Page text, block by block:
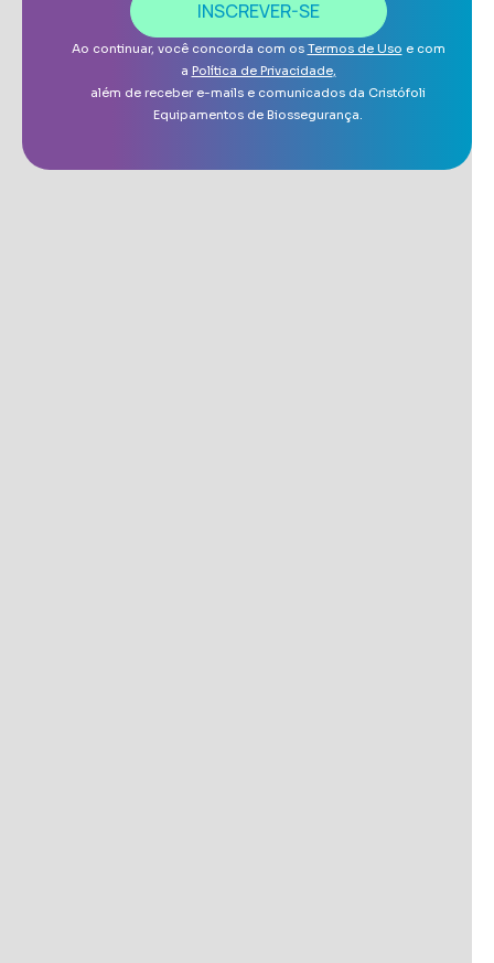
INSCREVER-SE
Ao continuar, você concorda com os Termos de Uso e com
a Política de Privacidade,
além de receber e-mails e comunicados da Cristófoli
Equipamentos de Biossegurança.